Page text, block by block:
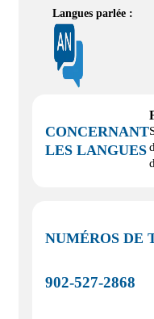
Langues parlée :
CONCERNANT
LES LANGUES
NUMÉROS DE
902‑527‑2868